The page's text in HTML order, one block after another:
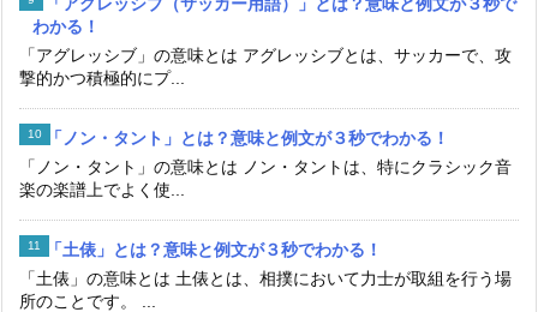
わかる！
「アグレッシブ」の意味とは アグレッシブとは、サッカーで、攻
撃的かつ積極的にプ...
「ノン・タント」とは？意味と例文が３秒でわかる！
「ノン・タント」の意味とは ノン・タントは、特にクラシック音
楽の楽譜上でよく使...
「土俵」とは？意味と例文が３秒でわかる！
「土俵」の意味とは 土俵とは、相撲において力士が取組を行う場
所のことです。 ...